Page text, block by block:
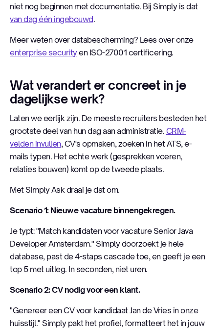
niet nog beginnen met documentatie. Bij Simply is dat
van dag één ingebouwd.
Meer weten over databescherming? Lees over onze
enterprise securityen ISO-27001 certificering.
Wat verandert er concreet in je
dagelijkse werk?
Laten we eerlijk zijn. De meeste recruiters besteden het
grootste deel van hun dag aan administratie. CRM-
velden invullen, CV's opmaken, zoeken in het ATS, e-
mails typen. Het echte werk (gesprekken voeren,
relaties bouwen) komt op de tweede plaats.
Met Simply Ask draai je dat om.
Scenario 1: Nieuwe vacature binnengekregen.
Je typt: "Match kandidaten voor vacature Senior Java
Developer Amsterdam." Simply doorzoekt je hele
database, past de 4-staps cascade toe, en geeft je een
top 5 met uitleg. In seconden, niet uren.
Scenario 2: CV nodig voor een klant.
"Genereer een CV voor kandidaat Jan de Vries in onze
huisstijl." Simply pakt het profiel, formatteert het in jouw